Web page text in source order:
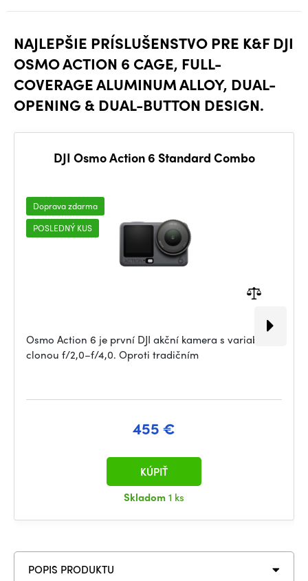
NAJLEPŠIE PRÍSLUŠENSTVO PRE K&F DJI
OSMO ACTION 6 CAGE, FULL-
COVERAGE ALUMINUM ALLOY, DUAL-
OPENING & DUAL-BUTTON DESIGN.
DJI Osmo Action 6 Standard Combo
Doprava zdarma
POSLEDNÝ KUS
Osmo Action 6 je první DJI akční kamera s variabilní
clonou f/2,0–f/4,0. Oproti tradičním
455 €
Skladom1 ks
KÚPIŤ
POPIS PRODUKTU